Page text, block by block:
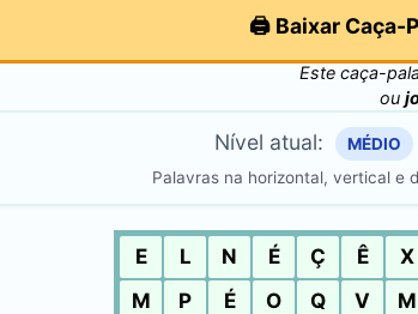
🖨️ Baixar Caça-
Este caça-
ou
Nível atual:
MÉDIO
Palavras na horizontal, vertical e
E L N É Ç Ê X
M
P É O Q V M